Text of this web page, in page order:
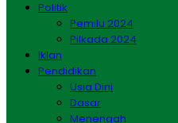
Politik
Pemilu 2024
Pilkada 2024
Iklan
Pendidikan
Usia Dini
Dasar
Menengah